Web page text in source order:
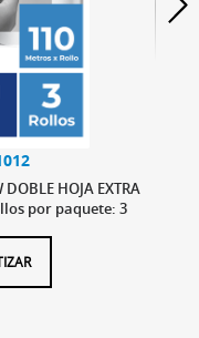
DOBLE HOJA EXTRA